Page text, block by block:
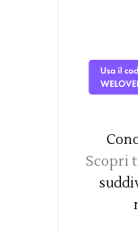
Scopri